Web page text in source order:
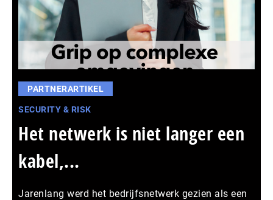
PARTNERARTIKEL
SECURITY & RISK
Het netwerk is niet langer een
kabel,...
Jarenlang werd het bedrijfsnetwerk gezien als een